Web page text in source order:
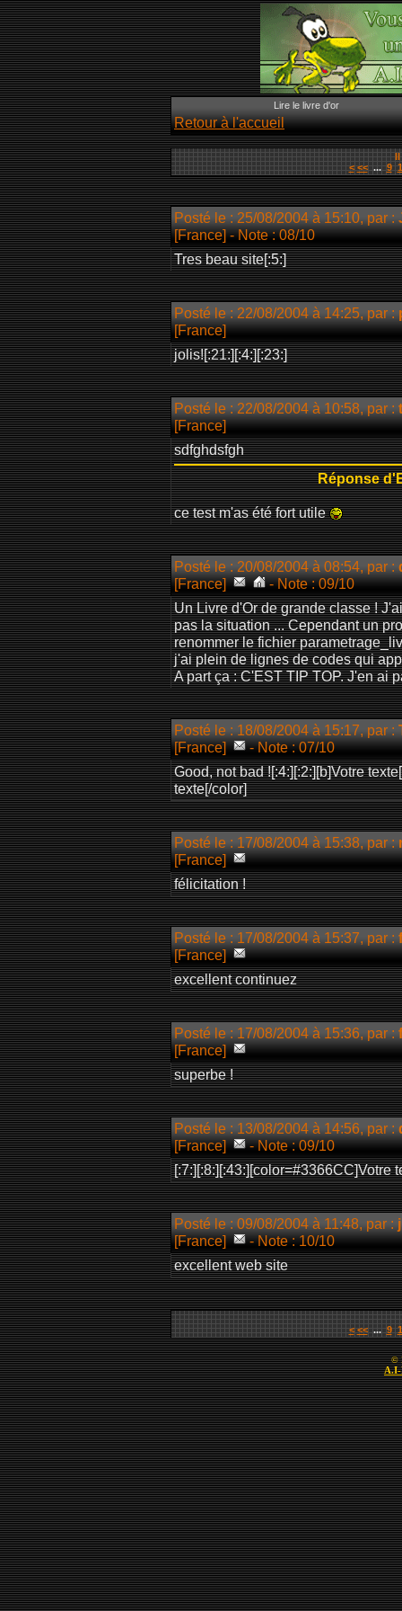
Lire le livre d'or
Retour à l'accueil
Il
< << ...9
Posté le : 25/08/2004 à 15:10, par :
[France]- Note : 08/10
Tres beau site[:5:]
Posté le : 22/08/2004 à 14:25, par :
[France]
jolis![:21:][:4:][:23:]
Posté le : 22/08/2004 à 10:58, par :
[France]
sdfghdsfgh
Réponse
ce test m'as été fort utile
Posté le : 20/08/2004 à 08:54, par :
[France]
- Note : 09/10
Un Livre d'Or de grande classe !
pas la situation ... Cependant un
renommer le fichier
j'ai plein de lignes de codes qui
A part ça : C'EST TIP TOP. J'en ai
Posté le : 18/08/2004 à 15:17, par :
[France]
- Note : 07/10
Good, not bad ![:4:][:2:][b]Votre
texte[/color]
Posté le : 17/08/2004 à 15:38, par :
[France]
félicitation !
Posté le : 17/08/2004 à 15:37, par :
[France]
excellent continuez
Posté le : 17/08/2004 à 15:36, par :
[France]
superbe !
Posté le : 13/08/2004 à 14:56, par :
[France]
- Note : 09/10
[:7:][:8:][:43:][color=#3366CC]Votre
Posté le : 09/08/2004 à 11:48, par :
[France]
- Note : 10/10
excellent web site
< << ...9
©
A.I-